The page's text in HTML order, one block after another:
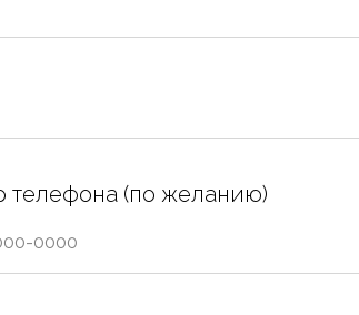
телефона (по желанию)